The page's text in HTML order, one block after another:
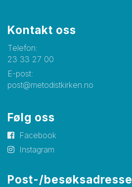
Kontakt oss
Telefon:
23 33 27 00
E-post:
post@metodistkirken.no
Følg oss
Facebook
Instagram
Post-/besøksadresse